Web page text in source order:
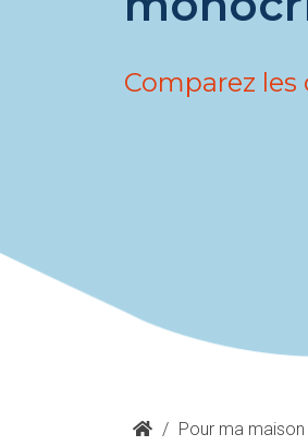
Comparez
/ Pour ma maison